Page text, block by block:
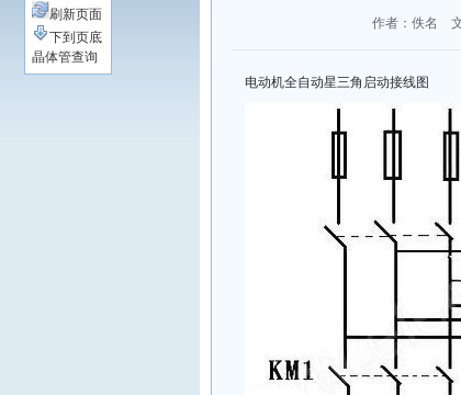
作者：佚名
电动机全自动星三角启动接线图
刷新页面
下到页底
晶体管查询